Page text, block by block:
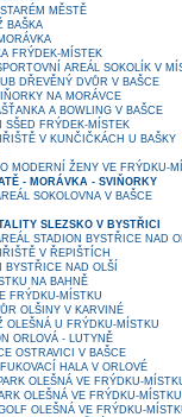
MĚSTĚ
BAŠKA
FRÝDEK-MÍSTEK
AREÁL SOKOLÍK V
DŘEVĚNÝ DVŮR V BAŠCE
NA MORÁVCE
A BOWLING V BAŠCE
SŠED FRÝDEK-MÍSTEK
V KUNČIČKÁCH U BAŠKY
MODERNÍ ŽENY VE FRÝDKU-
- MORÁVKA - SVIŇORKY
SOKOLOVNA V BAŠCE
SLEZSKO V BYSTŘICI
STADION BYSTŘICE NAD
V ŘEPIŠTÍCH
BYSTŘICE NAD OLŠÍ
NA BAHNĚ
FRÝDKU-MÍSTKU
OLŠINY V KARVINÉ
OLEŠNÁ U FRÝDKU-MÍSTKU
ORLOVÁ - LUTYNĚ
OSTRAVICI V BAŠCE
HALA V ORLOVÉ
OLEŠNÁ VE FRÝDKU-
OLEŠNÁ VE FRÝDKU-MÍSTKU
OLEŠNÁ VE FRÝDKU-